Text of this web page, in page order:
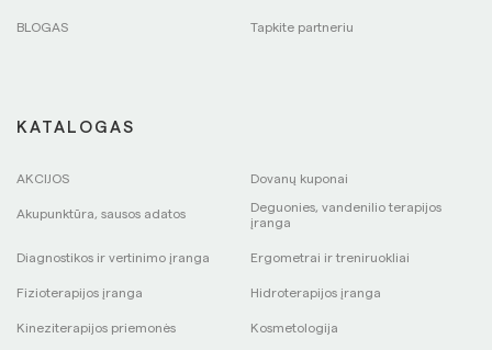
BLOGAS Tapkite partneriu
KATALOGAS
AKCIJOS Dovanų kuponai
Akupunktūra, sausos adatos
Deguonies, vandenilio terapijos
įranga
Diagnostikos ir vertinimo įranga Ergometrai ir treniruokliai
Fizioterapijos įranga Hidroterapijos įranga
Kineziterapijos priemonės Kosmetologija